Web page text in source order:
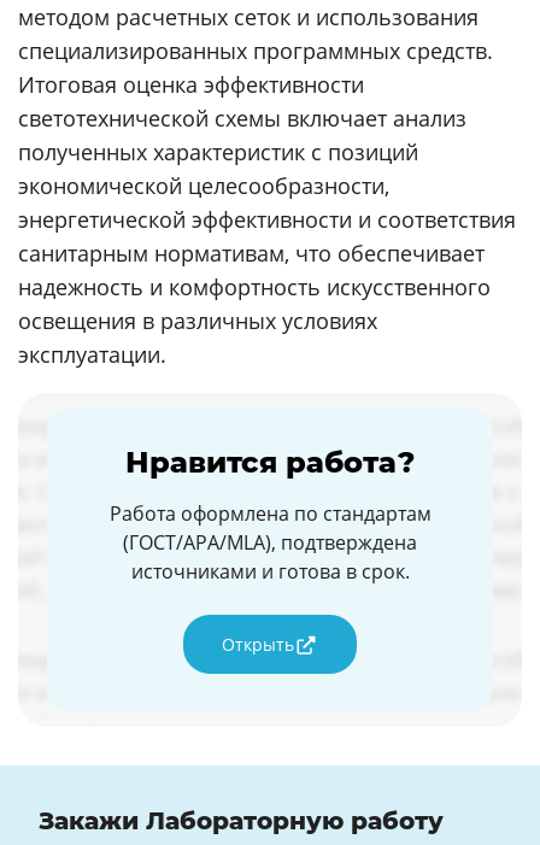
методом расчетных сеток и использования
специализированных программных средств.
Итоговая оценка эффективности
светотехнической схемы включает анализ
полученных характеристик с позиций
экономической целесообразности,
энергетической эффективности и соответствия
санитарным нормативам, что обеспечивает
надежность и комфортность искусственного
освещения в различных условиях
эксплуатации.
Нравится работа?
Работа оформлена по стандартам
(ГОСТ/APA/MLA), подтверждена
источниками и готова в срок.
Открыть
Закажи Лабораторную работу